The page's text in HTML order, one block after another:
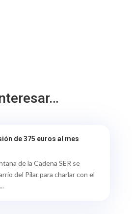
de 375 euros al mes
de la Cadena SER se
del Pilar para charlar con el